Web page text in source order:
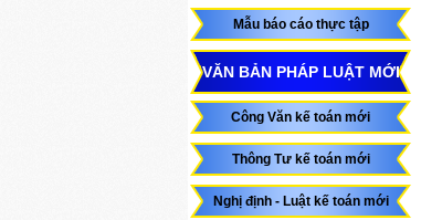
Mẫu báo cáo thực tập
VĂN BẢN PHÁP LUẬT MỚI
Công Văn kế toán mới
Thông Tư kế toán mới
Nghị định - Luật kế toán mới